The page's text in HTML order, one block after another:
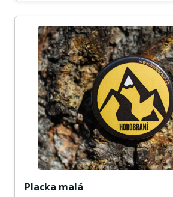
Placka malá